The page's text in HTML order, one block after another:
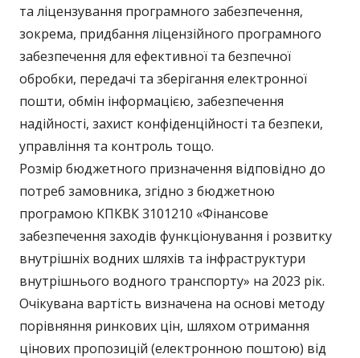
та ліцензування програмного забезпечення,
зокрема, придбання ліцензійного програмного
забезпечення для ефективної та безпечної
обробки, передачі та зберігання електронної
пошти, обмін інформацією, забезпечення
надійності, захист конфіденційності та безпеки,
управління та контроль тощо.
Розмір бюджетного призначення відповідно до
потреб замовника, згідно з бюджетною
програмою КПКВК 3101210 «Фінансове
забезпечення заходів функціонування і розвитку
внутрішніх водних шляхів та інфраструктури
внутрішнього водного транспорту» на 2023 рік.
Очікувана вартість визначена на основі методу
порівняння ринкових цін, шляхом отримання
цінових пропозицій (електронною поштою) від